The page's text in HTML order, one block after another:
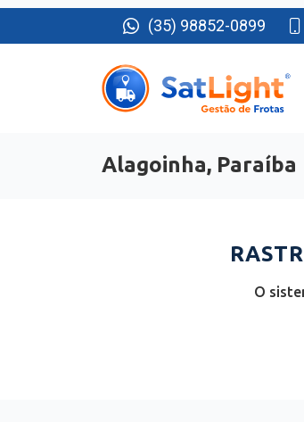
(35) 98852-0899
Alagoinha, Paraíba
O